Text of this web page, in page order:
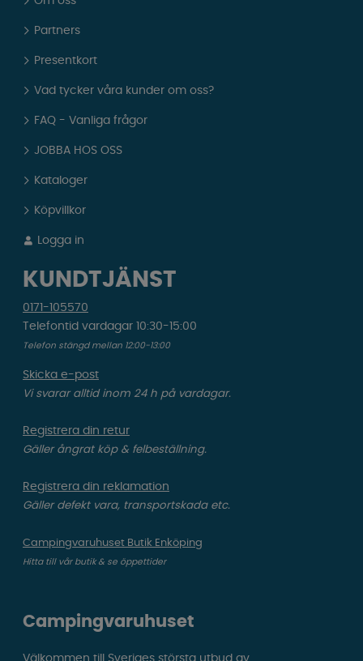
Partners
Presentkort
Vad tycker våra kunder om oss?
FAQ - Vanliga frågor
JOBBA HOS OSS
Kataloger
Köpvillkor
Logga in
KUNDTJÄNST
0171-105570
Telefontid vardagar 10:30-15:00
Telefon stängd mellan 12:00-13:00
Skicka e-post
Vi svarar alltid inom 24 h på vardagar.
Registrera din retur
Gäller ångrat köp & felbeställning.
Registrera din reklamation
Gäller defekt vara, transportskada etc.
Campingvaruhuset Butik Enköping
Hitta till vår butik & se öppettider
Campingvaruhuset
Välkommen till Sveriges största utbud av